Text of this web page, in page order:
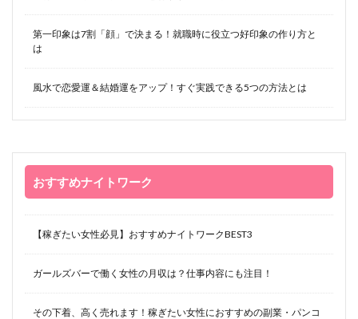
第一印象は7割「顔」で決まる！就職時に役立つ好印象の作り方と
は
風水で恋愛運＆結婚運をアップ！すぐ実践できる5つの方法とは
おすすめナイトワーク
【稼ぎたい女性必見】おすすめナイトワークBEST3
ガールズバーで働く女性の月収は？仕事内容にも注目！
その下着、高く売れます！稼ぎたい女性におすすめの副業・パンコ